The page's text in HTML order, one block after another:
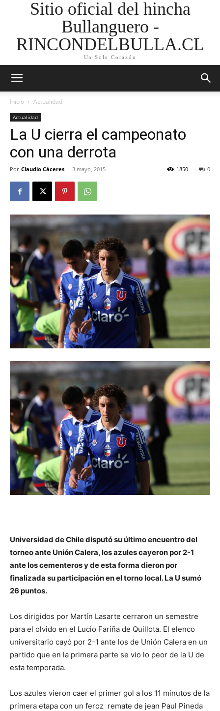
Sitio oficial del hincha
Bullanguero -
RINCONDELBULLA.CL
Un Solo Corazón
Inicio Actualidad
Actualidad
La U cierra el campeonato
con una derrota
Por Claudio Cáceres - 3 mayo, 2015 0
1850
Universidad de Chile disputó su último encuentro del
torneo ante Unión Calera, los azules cayeron por 2-1
ante los cementeros y de esta forma dieron por
finalizada su participación en el torno local. La U sumó
26 puntos.
Los dirigidos por Martín Lasarte cerraron un semestre
para el olvido en el Lucio Fariña de Quillota. El elenco
universitario cayó por 2-1 ante los de Unión Calera en un
partido que en la primera parte se vio lo peor de la U de
esta temporada.
Los azules vieron caer el primer gol a los 11 minutos de la
primera etapa con un feroz remate de jean Paul Pineda